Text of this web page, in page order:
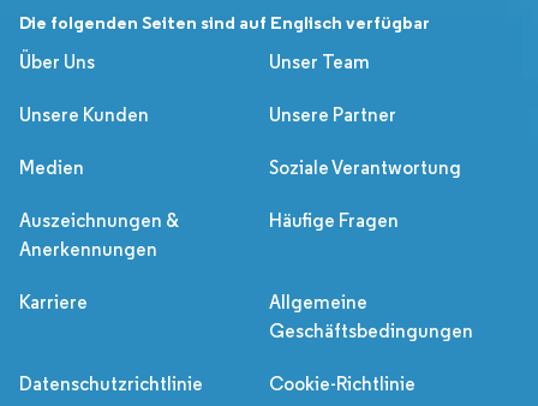
Die folgenden Seiten sind auf Englisch verfügbar
Über Uns
Unser Team
Unsere Kunden Unsere Partner
Medien Soziale Verantwortung
Auszeichnungen &
Anerkennungen
Häufige Fragen
Karriere
Allgemeine
Geschäftsbedingungen
Datenschutzrichtlinie Cookie-Richtlinie